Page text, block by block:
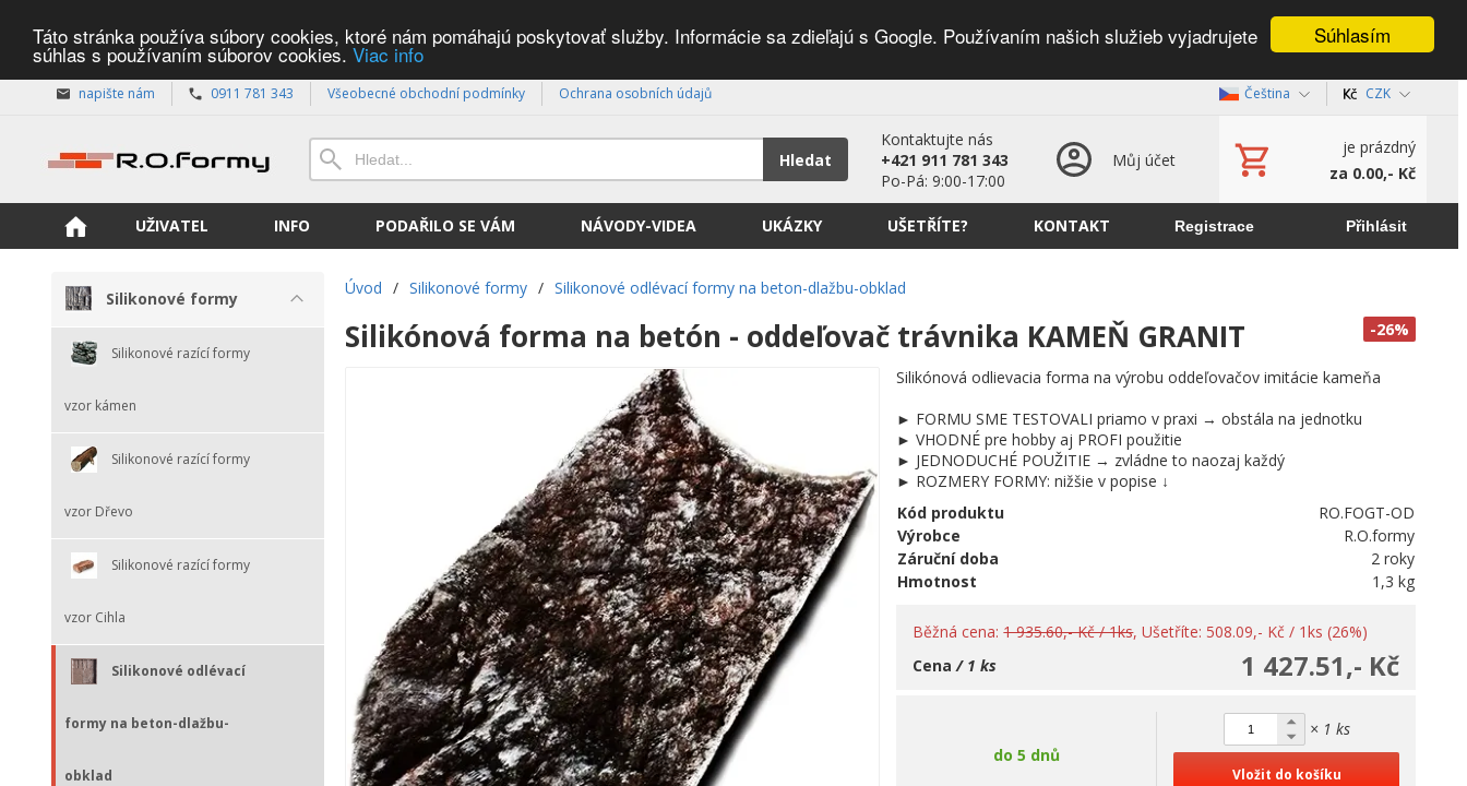
Súhlasím
Táto stránka používa súbory cookies, ktoré nám pomáhajú poskytovať služby. Informácie sa zdieľajú s Google. Používaním našich služieb vyjadrujete
súhlas s používaním súborov cookies. Viac info
napište nám 0911 781 343 Všeobecné obchodní podmínky Ochrana osobních údajů Čeština CZK
Hledat
Kontaktujte nás
+421 911 781 343
Po-Pá: 9:00-17:00
Můj účet
je prázdný
za 0.00,- Kč
Registrace Přihlásit
UŽIVATEL INFO PODAŘILO SE VÁM NÁVODY-VIDEA UKÁZKY UŠETŘÍTE? KONTAKT
Silikonové formy
Silikonové razící formy
vzor kámen
Silikonové razící formy
vzor Dřevo
Silikonové razící formy
vzor Cihla
Silikonové odlévací
formy na beton-dlažbu-
obklad
Úvod / Silikonové formy / Silikonové odlévací formy na beton-dlažbu-obklad
-26%
Silikónová forma na betón - oddeľovač trávnika KAMEŇ GRANIT
Silikónová odlievacia forma na výrobu oddeľovačov imitácie kameňa
► FORMU SME TESTOVALI priamo v praxi → obstála na jednotku
► VHODNÉ pre hobby aj PROFI použitie
► JEDNODUCHÉ POUŽITIE → zvládne to naozaj každý
► ROZMERY FORMY: nižšie v popise ↓
Kód produktu
RO.FOGT-OD
Výrobce
R.O.formy
Záruční doba
2 roky
Hmotnost
1,3 kg
Běžná cena:1 935.60,- Kč / 1ks, Ušetříte: 508.09,- Kč / 1ks (26%)
1 427.51,- Kč
Cena / 1 ks
do 5 dnů
× 1 ks
Vložit do košíku